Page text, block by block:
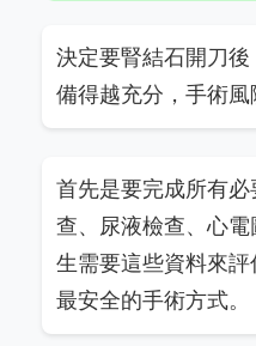
決定要腎結石開刀
備得越充分，手術風
首先是要完成所有
查、尿液檢查、心
生需要這些資料來
最安全的手術方式。